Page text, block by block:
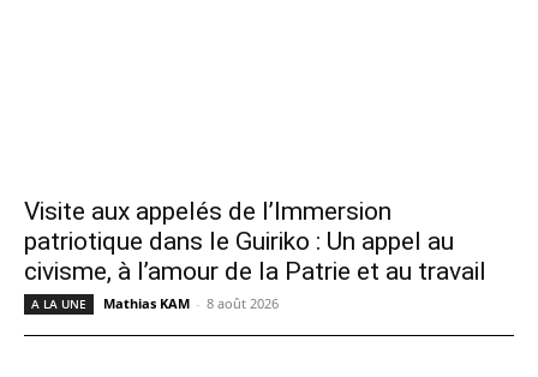
Visite aux appelés de l’Immersion
patriotique dans le Guiriko : Un appel au
civisme, à l’amour de la Patrie et au travail
A LA UNE Mathias KAM - 8 août 2026